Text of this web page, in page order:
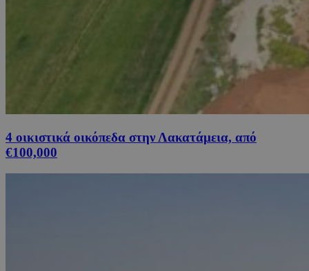
4 οικιστικά οικόπεδα στην Λακατάμεια, από
€100,000